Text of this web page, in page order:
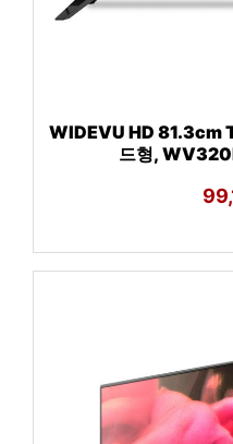
WIDEVU HD 81.3cm
드형,